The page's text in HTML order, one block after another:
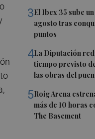
3El Ibex 35 sube
agosto tras
puntos
4La Diputación
tiempo previsto
las obras del
5Roig Arena
más de 10 horas
The Basement